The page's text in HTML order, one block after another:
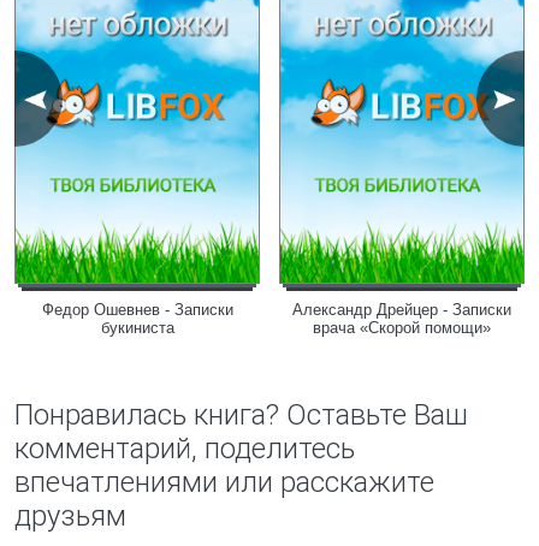
Федор Ошевнев - Записки
букиниста
Александр Дрейцер - Записки
врача «Скорой помощи»
Понравилась книга? Оставьте Ваш
комментарий, поделитесь
впечатлениями или расскажите
друзьям